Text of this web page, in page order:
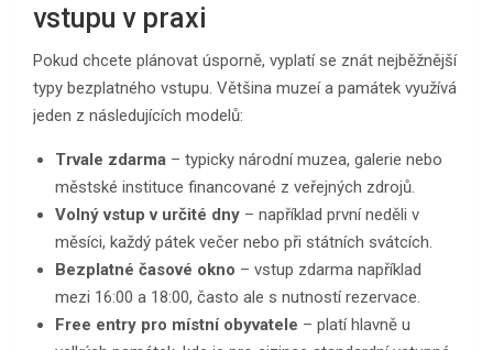
vstupu v praxi
Pokud chcete plánovat úsporně, vyplatí se znát nejběžnější
typy bezplatného vstupu. Většina muzeí a památek využívá
jeden z následujících modelů:
Trvale zdarma – typicky národní muzea, galerie nebo
městské instituce financované z veřejných zdrojů.
Volný vstup v určité dny – například první neděli v
měsíci, každý pátek večer nebo při státních svátcích.
Bezplatné časové okno – vstup zdarma například
mezi 16:00 a 18:00, často ale s nutností rezervace.
Free entry pro místní obyvatele – platí hlavně u